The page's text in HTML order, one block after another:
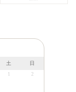
土
日
1 2